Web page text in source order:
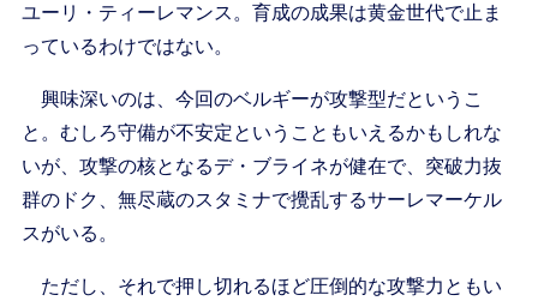
ユーリ・ティーレマンス。育成の成果は黄金世代で止ま
っているわけではない。
興味深いのは、今回のベルギーが攻撃型だというこ
と。むしろ守備が不安定ということもいえるかもしれな
いが、攻撃の核となるデ・ブライネが健在で、突破力抜
群のドク、無尽蔵のスタミナで攪乱するサーレマーケル
スがいる。
ただし、それで押し切れるほど圧倒的な攻撃力ともい